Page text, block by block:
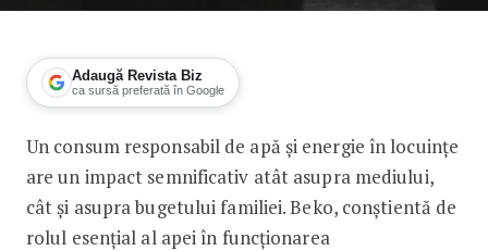
Adaugă Revista Biz
ca sursă preferată în Google
Beko România: Un consum
Un consum responsabil de apă și energie în locuințe
are un impact semnificativ atât asupra mediului,
cât și asupra bugetului familiei. Beko, conștientă de
rolul esențial al apei în funcționarea